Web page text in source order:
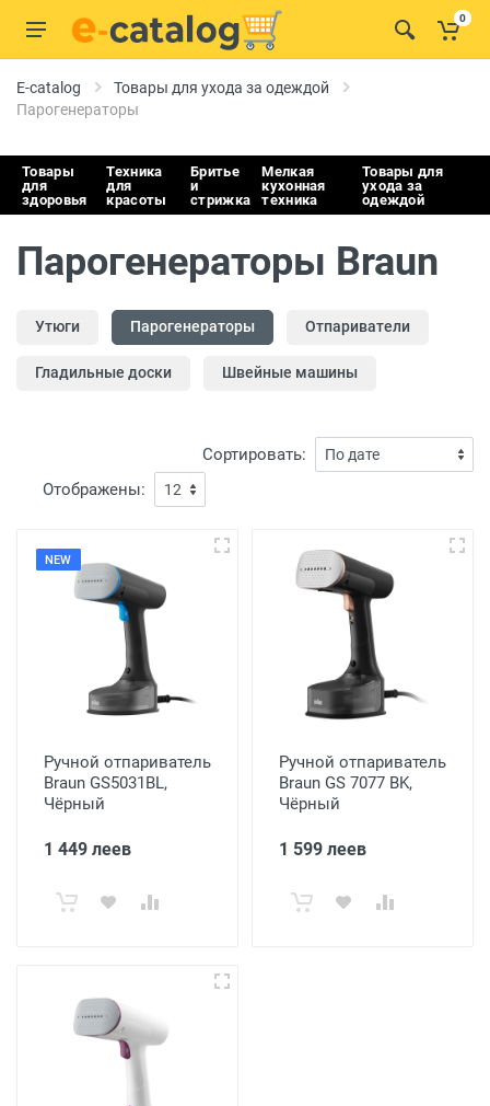
0
E-catalog
Товары для ухода за одеждой
Парогенераторы
Товары
для
здоровья
Техника
для
красоты
Бритье
и
стрижка
Мелкая
кухонная
техника
Товары для
ухода за
одеждой
Парогенераторы Braun
Утюги Парогенераторы Отпариватели
Гладильные доски Швейные машины
Сортировать:
Отображены:
NEW
Ручной отпариватель
Braun GS5031BL,
Чёрный
1 449 леев
Ручной отпариватель
Braun GS 7077 BK,
Чёрный
1 599 леев